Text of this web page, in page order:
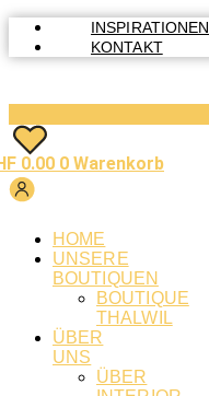
INSPIRATIONEN
KONTAKT
0.00 0 Warenkorb
HOME
UNSERE
BOUTIQUEN
BOUTIQUE
THALWIL
ÜBER
UNS
ÜBER